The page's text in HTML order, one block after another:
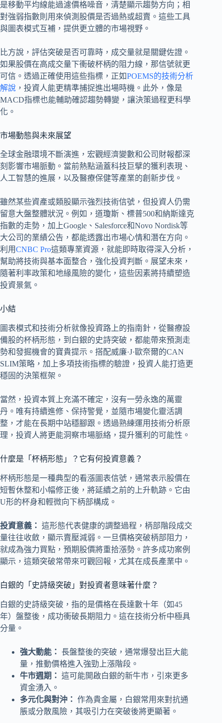
是移動平均線能過濾價格噪音，清楚顯示趨勢方向；相
對強弱指數則用來偵測股價是否過熱或超賣。這些工具
與圖表模式互補，提供更立體的市場視野。
比方說，評估突破是否可靠時，成交量就是關鍵佐證。
如果股價在高成交量下衝破杯柄的阻力線，那信號就更
可信。透過正確使用這些指標，正如POEMS的技術分析
解說 ，投資人能更精準捕捉進出場時機。此外，像是
MACD指標也能輔助確認趨勢轉變，讓決策過程更科學
化。
市場動態與未來展望
全球金融環境不斷演進，宏觀經濟變數和公司財報都深
刻影響市場脈動。當前熱點涵蓋科技巨擘的獲利表現、
人工智慧的進展，以及醫療保健等產業的創新步伐。
雖然某些資產或類股顯示強烈技術信號，但投資人仍需
留意大盤整體狀況。例如，道瓊斯、標普500和納斯達克
指數的走勢，加上Google、Salesforce和Novo Nordisk等
大公司的業績公告，都能透露出市場心情和潛在方向。
利用CNBC Pro這類專業資源，就能即時取得深入分析，
幫助將技術與基本面整合，強化投資判斷。展望未來，
隨著利率政策和地緣風險的變化，這些因素將持續塑造
投資景氣。
小結
圖表模式和技術分析就像投資路上的指南針，從醫療設
備股的杯柄形態，到白銀的史詩突破，都能帶來預測走
勢和發掘機會的寶貴提示。搭配威廉·J·歐奈爾的CAN
SLIM策略，加上多項技術指標的驗證，投資人能打造更
穩固的決策框架。
當然，投資本質上充滿不確定，沒有一勞永逸的萬靈
丹。唯有持續進修、保持警覺，並隨市場變化靈活調
整，才能在長期中站穩腳跟。透過熟練運用技術分析原
理，投資人將更能洞察市場脈絡，提升獲利的可能性。
什麼是「杯柄形態」？它有何投資意義？
杯柄形態是一種典型的看漲圖表信號，通常表示股價在
短暫休整和小幅修正後，將延續之前的上升軌跡。它由
U形的杯身和輕微向下柄部構成。
投資意義： 這形態代表健康的調整過程，柄部階段成交
量往往收斂，顯示賣壓減弱。一旦價格突破柄部阻力，
就成為強力買點，預期股價將重拾漲勢。許多成功案例
顯示，這類突破常帶來可觀回報，尤其在成長產業中。
白銀的「史詩級突破」對投資者意味著什麼？
白銀的史詩級突破，指的是價格在長達數十年（如45
年）盤整後，成功衝破長期阻力。這在技術分析中極具
分量。
強大動能： 長盤整後的突破，通常爆發出巨大能
量，推動價格進入強勁上漲階段。
牛市週期： 這可能開啟白銀的新牛市，引來更多
資金湧入。
多元化與對沖： 作為貴金屬，白銀常用來對抗通
脹或分散風險，其吸引力在突破後將更顯著。